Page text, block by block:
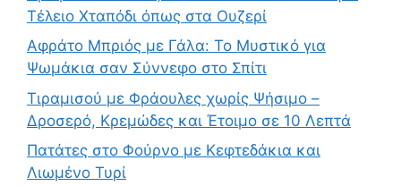
Τέλειο Χταπόδι όπως στα Ουζερί
Αφράτο Μπριός με Γάλα: Το Μυστικό για
Ψωμάκια σαν Σύννεφο στο Σπίτι
Τιραμισού με Φράουλες χωρίς Ψήσιμο –
Δροσερό, Κρεμώδες και Έτοιμο σε 10 Λεπτά
Πατάτες στο Φούρνο με Κεφτεδάκια και
Λιωμένο Τυρί